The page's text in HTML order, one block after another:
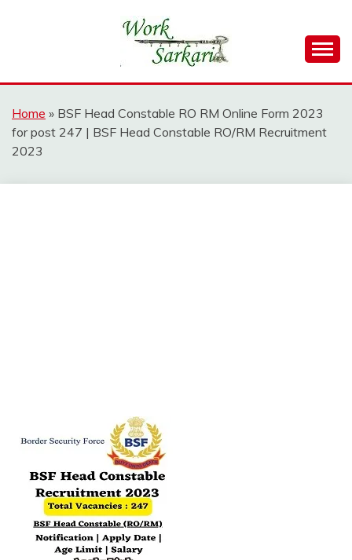
WORK SARKARI
Result 2026
Home » BSF Head Constable RO RM Online Form 2023
for post 247 | BSF Head Constable RO/RM Recruitment
2023